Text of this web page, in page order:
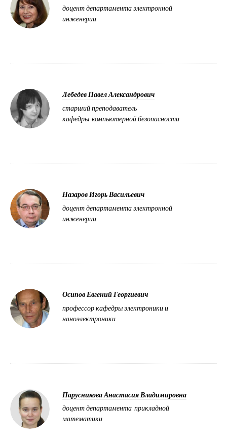
доцент департамента электронной
инженерии
Лебедев Павел Александрович
старший преподаватель
кафедры компьютерной безопасности
Назаров Игорь Васильевич
доцент департамента электронной
инженерии
Осипов Евгений Георгиевич
профессор кафедры электроники и
наноэлектроники
Парусникова Анастасия Владимировна
доцент департамента прикладной
математики